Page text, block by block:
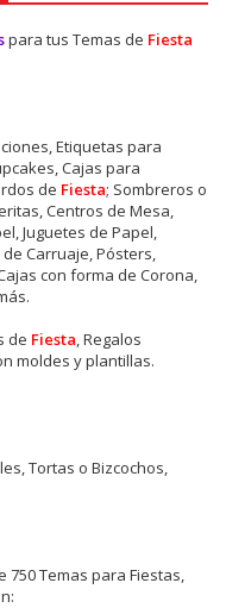
para tus Temas de Fiesta
Etiquetas para
Cajas para
de Fiesta; Sombreros o
Centros de Mesa,
Juguetes de Papel,
Carruaje, Pósters,
con forma de Corona,
de Fiesta , Regalos
moldes y plantillas.
Tortas o Bizcochos,
Temas para Fiestas,